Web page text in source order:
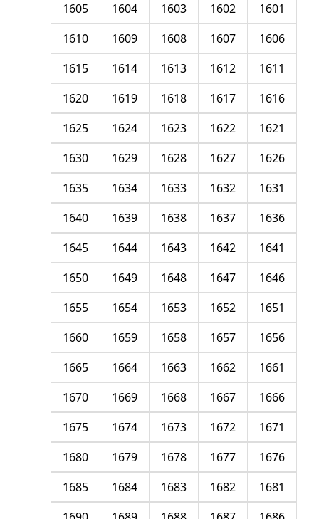
1601
1602
1603
1604
1605
1606
1607
1608
1609
1610
1611
1612
1613
1614
1615
1616
1617
1618
1619
1620
1621
1622
1623
1624
1625
1626
1627
1628
1629
1630
1631
1632
1633
1634
1635
1636
1637
1638
1639
1640
1641
1642
1643
1644
1645
1646
1647
1648
1649
1650
1651
1652
1653
1654
1655
1656
1657
1658
1659
1660
1661
1662
1663
1664
1665
1666
1667
1668
1669
1670
1671
1672
1673
1674
1675
1676
1677
1678
1679
1680
1681
1682
1683
1684
1685